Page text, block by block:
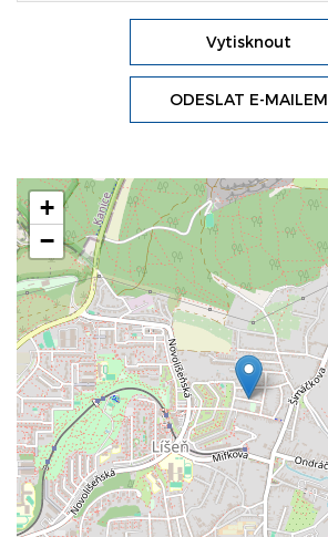
Vytisknout
ODESLAT E-MAILEM
+
−